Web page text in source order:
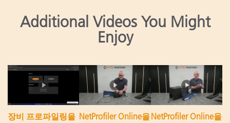
Additional Videos You Might
Enjoy
장비 프로파일링을 NetProfiler Online을NetProfiler Online을